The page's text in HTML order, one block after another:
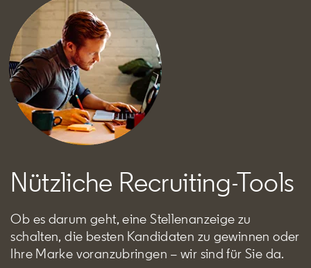
Nützliche Recruiting-Tools
Ob es darum geht, eine Stellenanzeige zu
schalten, die besten Kandidaten zu gewinnen oder
Ihre Marke voranzubringen – wir sind für Sie da.